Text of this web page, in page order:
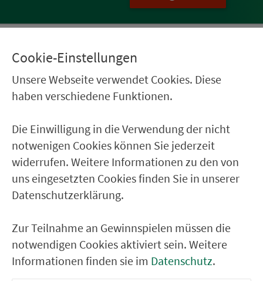
Informationen & Fahrpläne
Ver­kehrs­ver­bund Groß­raum
Nürn­berg
22.000 Qua­drat­ki­lo­me­ter. 130 Ver­kehrs­un­
Ver­bin­dungen
Cookie-Einstellungen
Unsere Webseite verwendet Cookies. Diese
haben verschiedene Funktionen.
Die Einwilligung in die Verwendung der nicht
notwenigen Cookies können Sie jederzeit
widerrufen. Weitere Informationen zu den von
uns eingesetzten Cookies finden Sie in unserer
Datenschutzerklärung.
Zur Teilnahme an Gewinnspielen müssen die
notwendigen Cookies aktiviert sein. Weitere
Informationen finden sie im Datenschutz.